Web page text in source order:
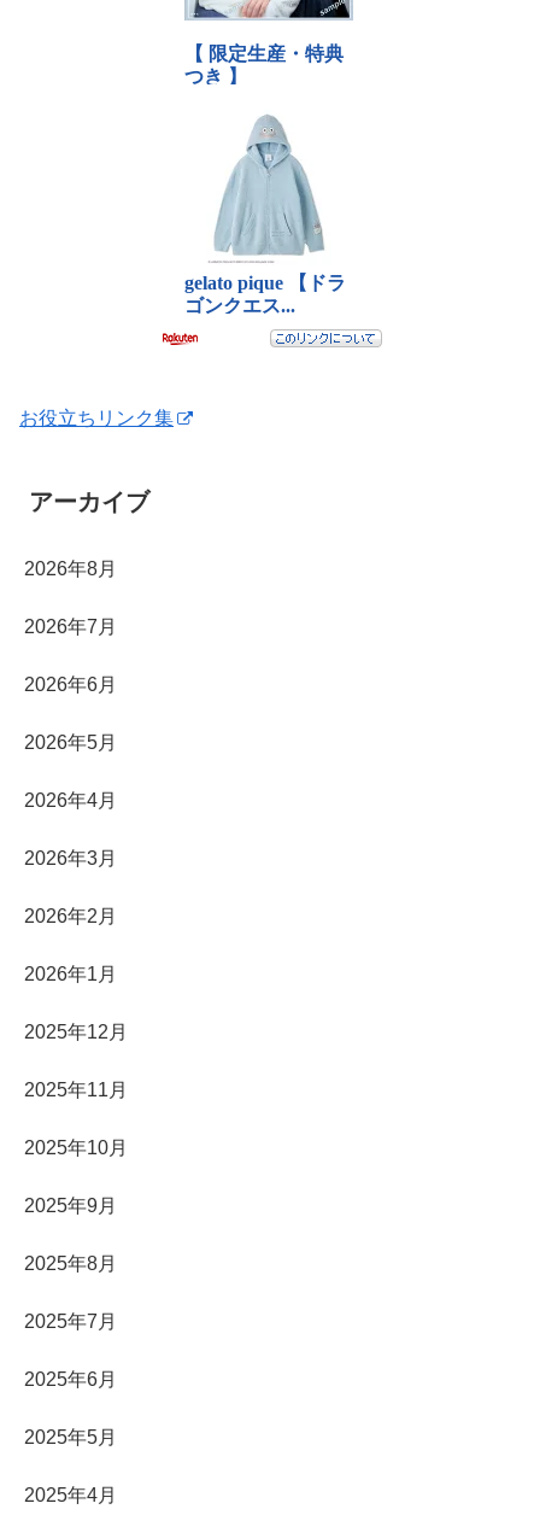
お役立ちリンク集
アーカイブ
2026年8月
2026年7月
2026年6月
2026年5月
2026年4月
2026年3月
2026年2月
2026年1月
2025年12月
2025年11月
2025年10月
2025年9月
2025年8月
2025年7月
2025年6月
2025年5月
2025年4月